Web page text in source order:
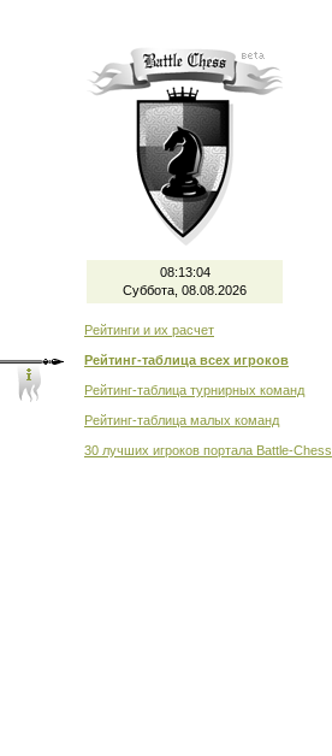
08:13:04
Суббота, 08.08.2026
Рейтинги и их расчет
Рейтинг-таблица всех игроков
Рейтинг-таблица турнирных команд
Рейтинг-таблица малых команд
30 лучших игроков портала Battle-Chess